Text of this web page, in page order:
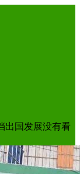
出国发展没有看